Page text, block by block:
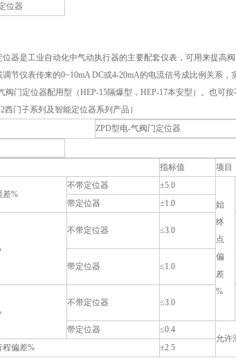
位器
位器是工业自动化中气动执行器的主要配套仪表，可用来提高
节仪表传来的0~10mA DC或4-20mA的电流信号成比例关系，
阀门定位器配用型（HEP-15隔爆型，HEP-17本安型）。也可
西门子系列及智能定位器系列产品）
ZPD型电-气阀门定位器
指标值 项目
差%
不带定位器
±5.0
始
终
点
偏
差
%
带定位器
±1.0
不带定位器 ≤3.0
带定位器
≤1.0
不带定位器 ≤3.0
带定位器
≤0.4
允许
程偏差%
±2.5